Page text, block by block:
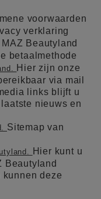
voorwaarden
verklaring
Beautyland
betaalmethode
Hier zijn onze
via mail
links blijft u
nieuws en
Sitemap van
Hier kunt u
Beautyland
deze